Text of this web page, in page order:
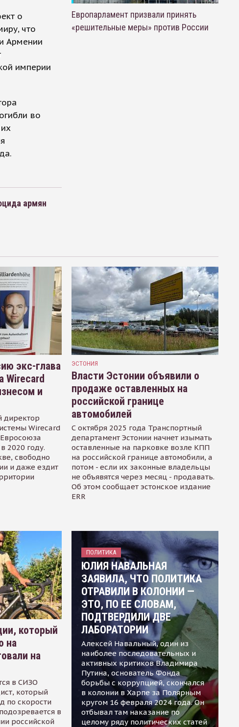
о
что
Армении
империи
во
армян
Европарламент призвали принять
«решительные меры» против России
экс-глава
Wirecard
и
директор
Wirecard
2020 году.
свободно
и даже ездит
ЭСТОНИЯ
Власти Эстонии объявили о
продаже оставленных на
российской границе
автомобилей
С октября 2025 года Транспортный
департамент Эстонии начнет изымать
оставленные на парковке возле КПП
на российской границе автомобили, а
потом - если их законные владельцы
не объявятся через месяц - продавать.
Об этом сообщает эстонское издание
ERR
который
на
на
в СИЗО
который
по скорости
в
российской
ПОЛИТИКА
ЮЛИЯ НАВАЛЬНАЯ
ЗАЯВИЛА, ЧТО ПОЛИТИКА
ОТРАВИЛИ В КОЛОНИИ —
ЭТО, ПО ЕЕ СЛОВАМ,
ПОДТВЕРДИЛИ ДВЕ
ЛАБОРАТОРИИ
Алексей Навальный, один из
наиболее последовательных и
активных критиков Владимира
Путина, основатель Фонда
борьбы с коррупцией, скончался
в колонии в Харпе за Полярным
кругом 16 февраля 2024 года. Он
отбывал там наказание по
целому ряду политических статей